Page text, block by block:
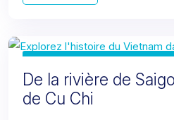
De la rivière de
de Cu Chi